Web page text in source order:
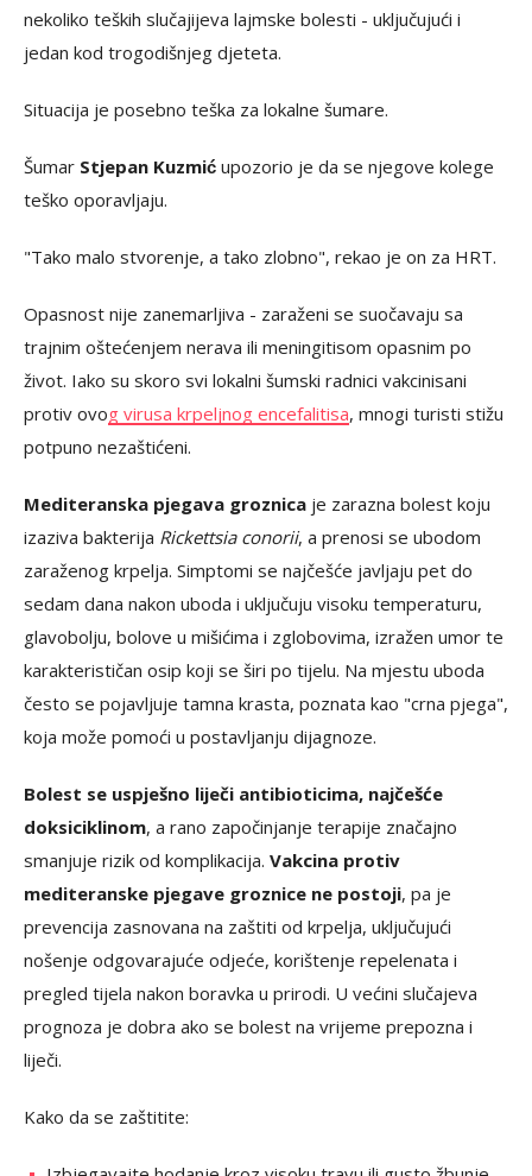
nekoliko teških slučajijeva lajmske bolesti - uključujući i
jedan kod trogodišnjeg djeteta.
Situacija je posebno teška za lokalne šumare.
Šumar Stjepan Kuzmić upozorio je da se njegove kolege
teško oporavljaju.
"Tako malo stvorenje, a tako zlobno", rekao je on za HRT.
Opasnost nije zanemarljiva - zaraženi se suočavaju sa
trajnim oštećenjem nerava ili meningitisom opasnim po
život. Iako su skoro svi lokalni šumski radnici vakcinisani
protiv ovog virusa krpeljnog encefalitisa, mnogi turisti stižu
potpuno nezaštićeni.
Mediteranska pjegava groznica je zarazna bolest koju
izaziva bakterija Rickettsia conorii, a prenosi se ubodom
zaraženog krpelja. Simptomi se najčešće javljaju pet do
sedam dana nakon uboda i uključuju visoku temperaturu,
glavobolju, bolove u mišićima i zglobovima, izražen umor te
karakterističan osip koji se širi po tijelu. Na mjestu uboda
često se pojavljuje tamna krasta, poznata kao "crna pjega",
koja može pomoći u postavljanju dijagnoze.
Bolest se uspješno liječi antibioticima, najčešće
doksiciklinom, a rano započinjanje terapije značajno
smanjuje rizik od komplikacija. Vakcina protiv
mediteranske pjegave groznice ne postoji, pa je
prevencija zasnovana na zaštiti od krpelja, uključujući
nošenje odgovarajuće odjeće, korištenje repelenata i
pregled tijela nakon boravka u prirodi. U većini slučajeva
prognoza je dobra ako se bolest na vrijeme prepozna i
liječi.
Kako da se zaštitite: